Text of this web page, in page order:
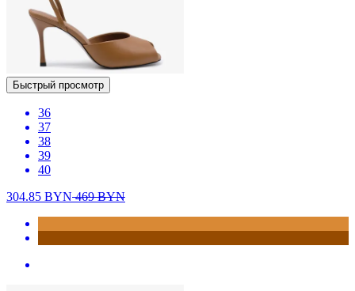
Быстрый просмотр
36
37
38
39
40
304.85 BYN469BYN